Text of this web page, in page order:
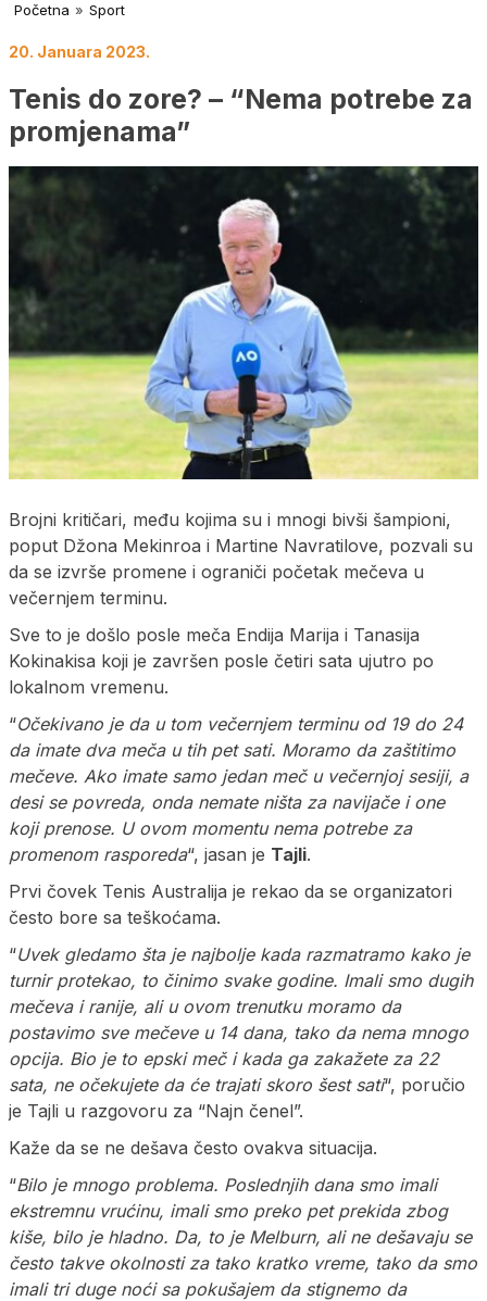
Početna » Sport
20. Januara 2023.
Tenis do zore? – “Nema potrebe za
promjenama”
Brojni kritičari, među kojima su i mnogi bivši šampioni,
poput Džona Mekinroa i Martine Navratilove, pozvali su
da se izvrše promene i ograniči početak mečeva u
večernjem terminu.
Sve to je došlo posle meča Endija Marija i Tanasija
Kokinakisa koji je završen posle četiri sata ujutro po
lokalnom vremenu.
“Očekivano je da u tom večernjem terminu od 19 do 24
da imate dva meča u tih pet sati. Moramo da zaštitimo
mečeve. Ako imate samo jedan meč u večernjoj sesiji, a
desi se povreda, onda nemate ništa za navijače i one
koji prenose. U ovom momentu nema potrebe za
promenom rasporeda“, jasan je Tajli.
Prvi čovek Tenis Australija je rekao da se organizatori
često bore sa teškoćama.
“Uvek gledamo šta je najbolje kada razmatramo kako je
turnir protekao, to činimo svake godine. Imali smo dugih
mečeva i ranije, ali u ovom trenutku moramo da
postavimo sve mečeve u 14 dana, tako da nema mnogo
opcija. Bio je to epski meč i kada ga zakažete za 22
sata, ne očekujete da će trajati skoro šest sati“, poručio
je Tajli u razgovoru za “Najn čenel”.
Kaže da se ne dešava često ovakva situacija.
“Bilo je mnogo problema. Poslednjih dana smo imali
ekstremnu vrućinu, imali smo preko pet prekida zbog
kiše, bilo je hladno. Da, to je Melburn, ali ne dešavaju se
često takve okolnosti za tako kratko vreme, tako da smo
imali tri duge noći sa pokušajem da stignemo da